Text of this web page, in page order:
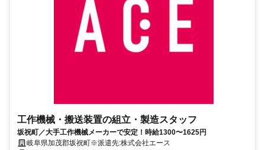
工作機械・搬送装置の組立・製造スタッフ
坂祝町／大手工作機械メーカーで安定！時給1300〜1625円
岐阜県加茂郡坂祝町※派遣先:株式会社エース